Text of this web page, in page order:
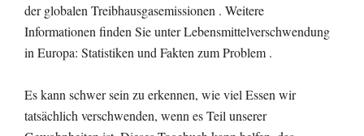
der globalen Treibhausgasemissionen . Weitere
Informationen finden Sie unter Lebensmittelverschwendung
in Europa: Statistiken und Fakten zum Problem .
Es kann schwer sein zu erkennen, wie viel Essen wir
tatsächlich verschwenden, wenn es Teil unserer